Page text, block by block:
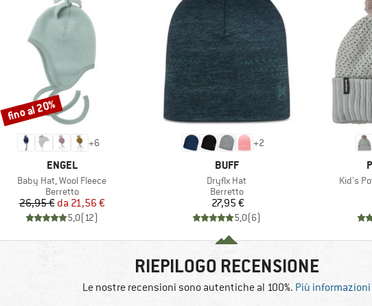
+6
MARCHIO
ENGEL
Articolo
Baby Hat, Wool Fleece
Gruppo di prodotti
Berretto
Prezzo
26,95 € Prezzo ridotto
da 21,56 €
5,0(12)
Sconto
fino al 20%
+2
MARCHIO
BUFF
Articolo
Dryflx Hat
Gruppo di prodotti
Berretto
Prezzo
27,95 €
5,0(6)
Articolo
Kid's
RIEPILOGO RECENSIONE
Le nostre recensioni sono autentiche al 100%. Più informazioni